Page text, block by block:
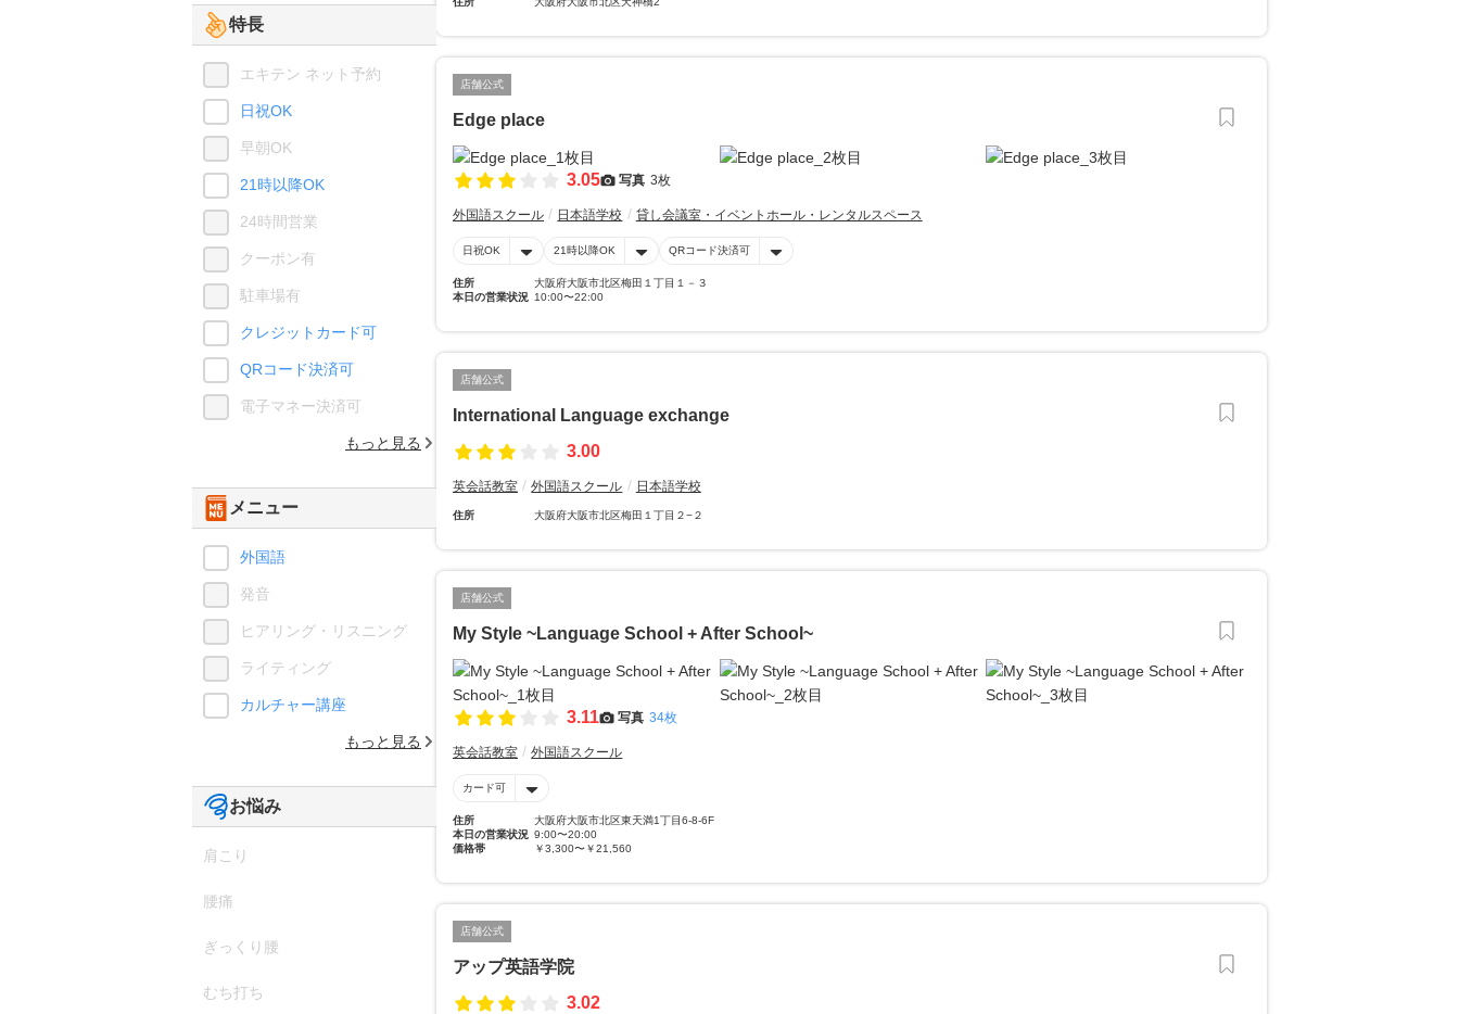
店舗公式
Edge place
3.05 写真 3枚
外国語スクール 日本語学校 貸し会議室・イベントホール・レンタルスペース
日祝OK 21時以降OK QRコード決済可
住所
大阪府大阪市北区梅田１丁目１－３
本日の営業状況 10:00〜22:00
店舗公式
International Language exchange
3.00
英会話教室 外国語スクール 日本語学校
住所 大阪府大阪市北区梅田１丁目２−２
店舗公式
My Style ~Language School + After School~
3.11 写真 34枚
英会話教室 外国語スクール
カード可
住所
大阪府大阪市北区東天満1丁目6-8-6F
本日の営業状況 9:00〜20:00
価格帯
￥3,300〜￥21,560
店舗公式
アップ英語学院
3.02
特長
エキテン ネット予約
日祝OK
早朝OK
21時以降OK
24時間営業
クーポン有
駐車場有
クレジットカード可
QRコード決済可
電子マネー決済可
もっと見る
メニュー
外国語
発音
ヒアリング・リスニング
ライティング
カルチャー講座
もっと見る
お悩み
肩こり
腰痛
ぎっくり腰
むち打ち